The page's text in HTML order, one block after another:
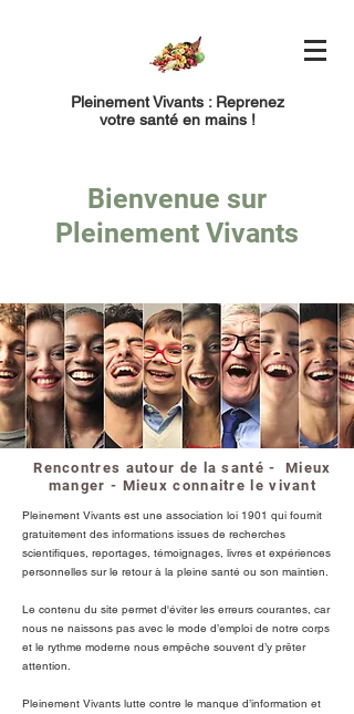
Pleinement Vivants : Reprenez
votre santé en mains !
Bienvenue sur
Pleinement Vivants
Rencontres autour de la santé - Mieux
manger - Mieux connaitre le vivant
Pleinement Vivants est une association loi 1901 qui fournit
gratuitement des informations issues de recherches
scientifiques, reportages, témoignages, livres et expériences
personnelles sur le retour à la pleine santé ou son maintien.
Le contenu du site permet d'éviter les erreurs courantes, car
nous ne naissons pas avec le mode d’emploi de notre corps
et le rythme moderne nous empêche souvent d’y prêter
attention.
Pleinement Vivants lutte contre le manque d’information et